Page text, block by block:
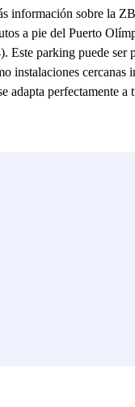
información sobre la
a pie del Puerto
parking puede
instalaciones
adapta perfectamente